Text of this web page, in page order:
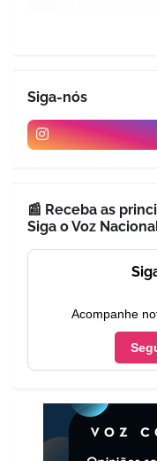
Siga-nós
📰 Receba as
Siga o Voz
Acompanhe